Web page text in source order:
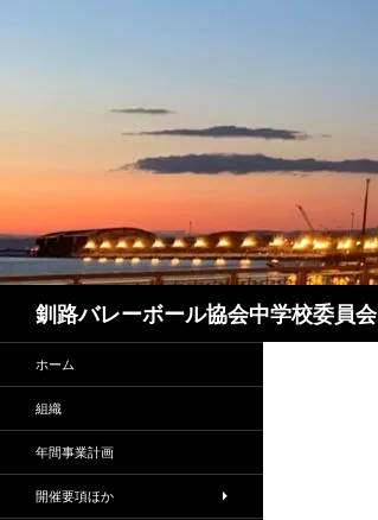
ッ
プ
釧路バレーボール協会中学校委員会
ホーム
組織
年間事業計画
開催要項ほか